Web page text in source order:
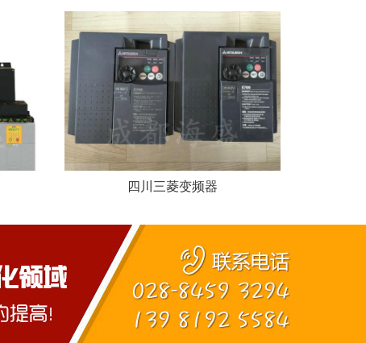
四川三菱变频器